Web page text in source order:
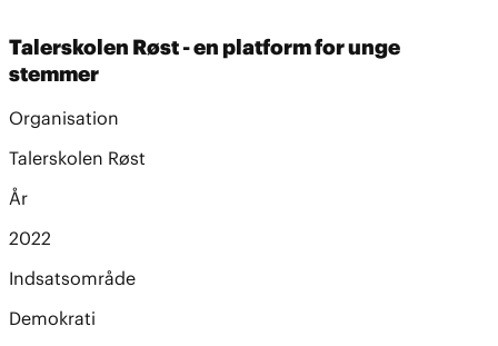
Talerskolen Røst - en platform for unge
stemmer
Organisation
Talerskolen Røst
År
2022
Indsatsområde
Demokrati